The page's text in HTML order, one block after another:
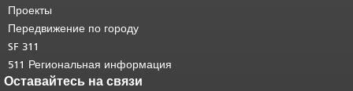
странице.
основного содержимого .
Проекты
Передвижение по городу
SF 311
511 Региональная информация
Оставайтесь на связи